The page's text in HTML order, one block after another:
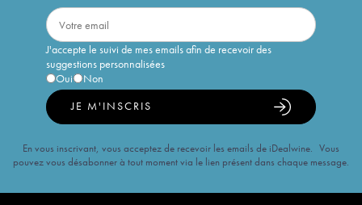
J'accepte le suivi de mes emails afin de recevoir des
suggestions personnalisées
Oui
Non
JE M'INSCRIS
En vous inscrivant, vous acceptez de recevoir les emails de iDealwine. Vous
pouvez vous désabonner à tout moment via le lien présent dans chaque message.